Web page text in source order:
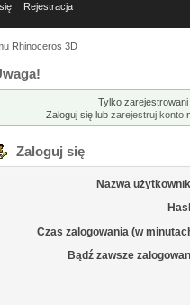
Rejestracja
Rhinoceros 3D
Tylko
Zaloguj się lub zarejestruj konto
Zaloguj się
Nazwa
Czas zalogowania (w
Bądź zawsze